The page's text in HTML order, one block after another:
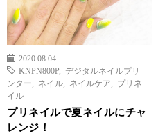
2020.08.04
KNPN800P
デジタルネイルプリ
ンター
ネイル ネイルケア
プリネ
イル
プリネイルで夏ネイルにチャ
レンジ！